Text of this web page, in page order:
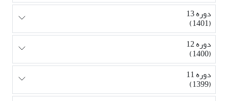
دوره 13
(1401)
دوره 12
(1400)
دوره 11
(1399)